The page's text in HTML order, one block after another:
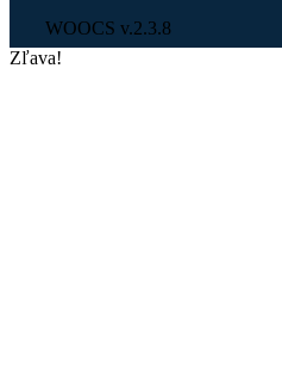
WOOCS v.2.3.8
Zľava!